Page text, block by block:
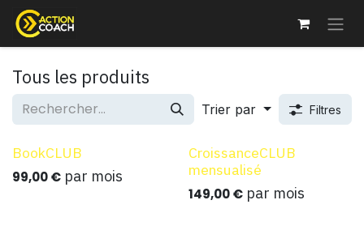
Se rendre au contenu
Tous les produits
Trier par Filtres
BookCLUB
99,00€ par mois
CroissanceCLUB
mensualisé
149,00€ par mois